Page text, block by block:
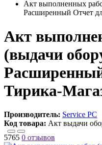
Акт выполненных
Расширенный Отчет
Акт
(выдачи
Тирика-
Производитель: Service PC
Код товара: Акт выдачи
5765 0 отзывов